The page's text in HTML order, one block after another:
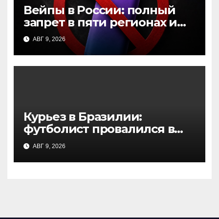
Вейпы в России: полный
запрет в пяти регионах и
новые инициативы в
Госдуме
АВГ 9, 2026
Курьез в Бразилии:
футболист провалился в
тоннель, празднуя
отмененный гол
АВГ 9, 2026